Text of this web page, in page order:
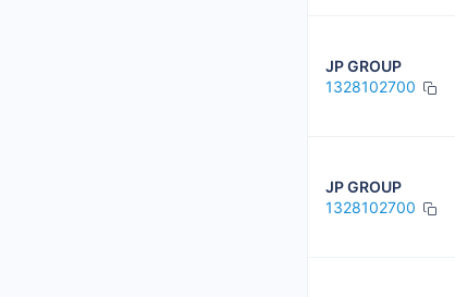
JP GROUP
1328102700
JP GROUP
1328102700